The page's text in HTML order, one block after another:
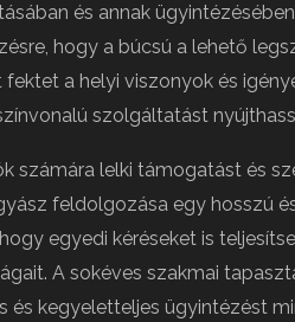
és annak
hogy a búcsú a lehető
a helyi viszonyok és
szolgáltatást
számára lelki támogatást és
feldolgozása egy hosszú
egyedi kéréseket is
A sokéves szakmai
és kegyeletteljes ügyintézést